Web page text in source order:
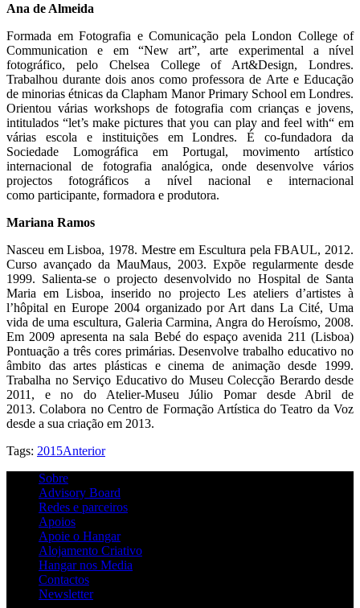
Ana de Almeida
Formada em Fotografia e Comunicação pela London College of
Communication e em “New art”, arte experimental a nível
fotográfico, pelo Chelsea College of Art&Design, Londres.
Trabalhou durante dois anos como professora de Arte e Educação
de minorias étnicas da Clapham Manor Primary School em Londres.
Orientou várias workshops de fotografia com crianças e jovens,
intitulados “let’s make pictures that you can play and feel with“ em
várias escola e instituições em Londres. É co-fundadora da
Sociedade Lomográfica em Portugal, movimento artístico
internacional de fotografia analógica, onde desenvolve vários
projectos fotográficos a nível nacional e internacional
como participante, formadora e produtora.
Mariana Ramos
Nasceu em Lisboa, 1978. Mestre em Escultura pela FBAUL, 2012.
Curso avançado da MauMaus, 2003. Expõe regularmente desde
1999. Salienta-se o projecto desenvolvido no Hospital de Santa
Maria em Lisboa, inserido no projecto Les ateliers d’artistes à
l’hôpital en Europe 2004 organizado por Art dans La Cité, Uma
vida de uma escultura, Galeria Carmina, Angra do Heroísmo, 2008.
Em 2009 apresenta na sala Bebé do espaço avenida 211 (Lisboa)
Pontuação a três cores primárias. Desenvolve trabalho educativo no
âmbito das artes plásticas e cinema de animação desde 1999.
Trabalha no Serviço Educativo do Museu Colecção Berardo desde
2011, e no do Atelier-Museu Júlio Pomar desde Abril de
2013. Colabora no Centro de Formação Artística do Teatro da Voz
desde a sua criação em 2013.
Tags: 2015Anterior
Sobre
Advisory Board
Redes e parceiros
Apoios
Apoie o Hangar
Alojamento Criativo
Hangar nos Media
Contactos
Newsletter